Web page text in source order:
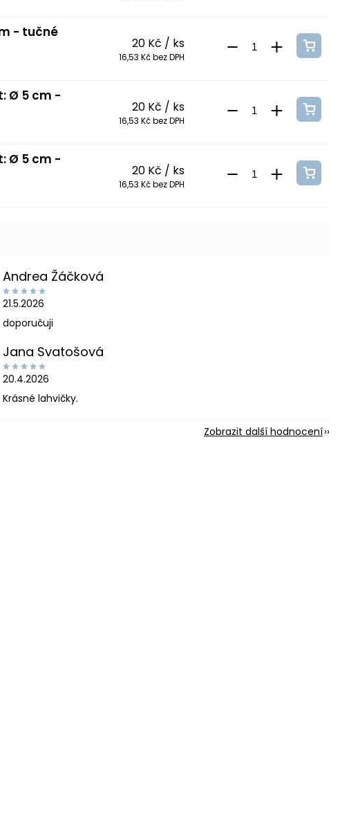
- tučné
20 Kč / ks
16,53 Kč bez DPH
Ø 5 cm -
20 Kč / ks
16,53 Kč bez DPH
Ø 5 cm -
20 Kč / ks
16,53 Kč bez DPH
Andrea Žáčková
21.5.2026
doporučuji
Jana Svatošová
20.4.2026
Krásné lahvičky.
Zobrazit další hodnocení